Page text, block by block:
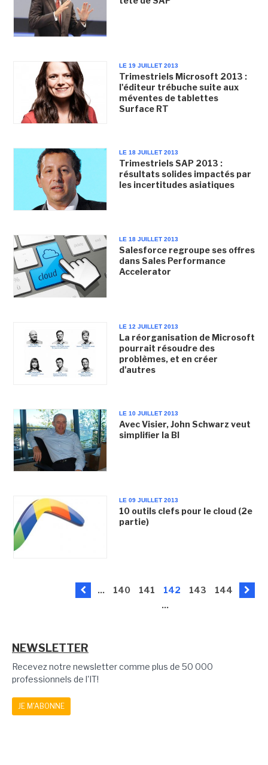
LE 19 JUILLET 2013
Trimestriels Microsoft 2013 :
l'éditeur trébuche suite aux
méventes de tablettes
Surface RT
LE 18 JUILLET 2013
Trimestriels SAP 2013 :
résultats solides impactés par
les incertitudes asiatiques
LE 18 JUILLET 2013
Salesforce regroupe ses offres
dans Sales Performance
Accelerator
LE 12 JUILLET 2013
La réorganisation de Microsoft
pourrait résoudre des
problèmes, et en créer
d'autres
LE 10 JUILLET 2013
Avec Visier, John Schwarz veut
simplifier la BI
LE 09 JUILLET 2013
10 outils clefs pour le cloud (2e
partie)
... 140 141 142 143
144
...
NEWSLETTER
Recevez notre newsletter comme plus de 50 000
professionnels de l'IT!
JE M'ABONNE